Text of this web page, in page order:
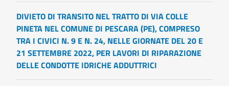
DIVIETO DI TRANSITO NEL TRATTO DI VIA COLLE
PINETA NEL COMUNE DI PESCARA (PE), COMPRESO
TRA I CIVICI N. 9 E N. 24, NELLE GIORNATE DEL 20 E
21 SETTEMBRE 2022, PER LAVORI DI RIPARAZIONE
DELLE CONDOTTE IDRICHE ADDUTTRICI